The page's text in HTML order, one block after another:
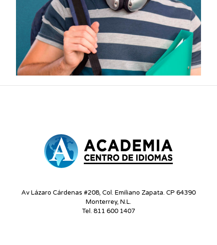
Av Lázaro Cárdenas #208, Col. Emiliano Zapata. CP 64390
Monterrey, N.L.
Tel. 811 600 1407